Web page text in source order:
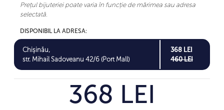
Prețul bijuteriei poate varia în funcție de mărimea sau adresa
selectată.
DISPONIBIL LA ADRESA:
Chișinău,
str. Mihail Sadoveanu 42/6 (Port Mall)
368 LEI
460 LEI
368 LEI